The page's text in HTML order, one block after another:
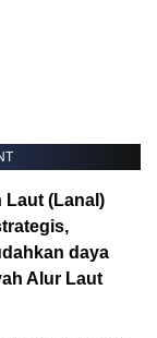
Laut (Lanal)
daya
Alur Laut